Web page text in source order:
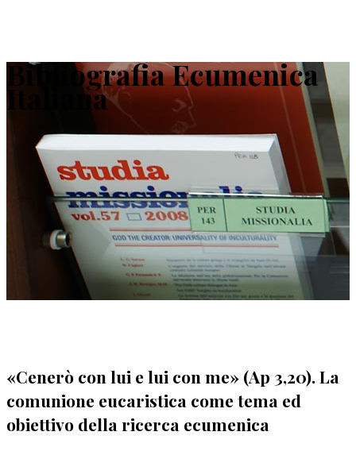
Bibliografia Ecumenica
Italiana
«Cenerò con lui e lui con me» (Ap 3,20). La
comunione eucaristica come tema ed
obiettivo della ricerca ecumenica